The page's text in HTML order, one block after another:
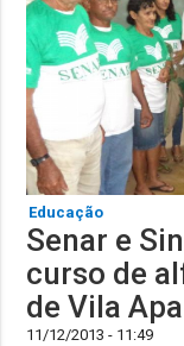
Educação
Senar e
curso de
de Vila
11/12/2013 - 11:49